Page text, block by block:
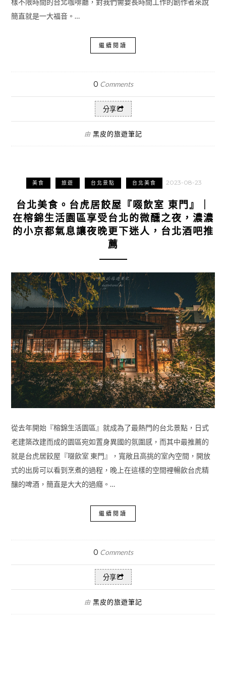
樣不限時間的台北咖啡廳，對我們需要長時間工作的創作者來說
簡直就是一大福音。…
繼續閱讀
0 Comments
分享
由 黑皮的旅遊筆記
美食 旅遊 台北景點 台北美食 2023-08-23
台北美食。台虎居餃屋『啜飲室 東門』｜
在榕錦生活園區享受台北的微醺之夜，濃濃
的小京都氣息讓夜晚更下迷人，台北酒吧推
薦
從去年開始『榕錦生活園區』就成為了最熱門的台北景點，日式
老建築改建而成的園區宛如置身異國的氛圍感，而其中最推薦的
就是台虎居餃屋『啜飲室 東門』，寬敞且高挑的室內空間，開放
式的出房可以看到烹煮的過程，晚上在這樣的空間裡暢飲台虎精
釀的啤酒，簡直是大大的過癮。…
繼續閱讀
0 Comments
分享
由 黑皮的旅遊筆記